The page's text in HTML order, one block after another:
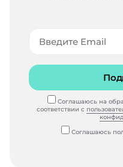
Соглашаюсь на
соответствии с
Соглашаюсь